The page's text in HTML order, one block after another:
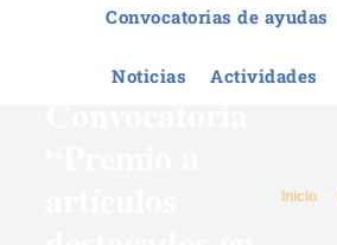
Convocatorias de ayudas
Noticias Actividades
Resolución
Inicio